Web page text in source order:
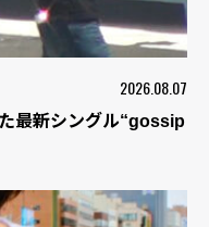
2026.08.07
最新シングル“gossip